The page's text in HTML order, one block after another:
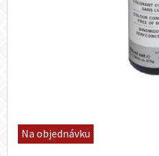
Na objednávku